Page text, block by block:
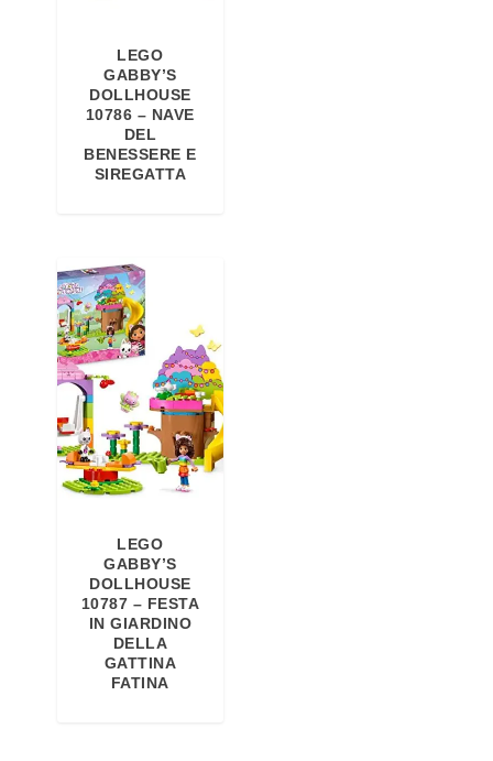
LEGO
GABBY’S
DOLLHOUSE
10786 – NAVE
DEL
BENESSERE E
SIREGATTA
LEGO
GABBY’S
DOLLHOUSE
10787 – FESTA
IN GIARDINO
DELLA
GATTINA
FATINA